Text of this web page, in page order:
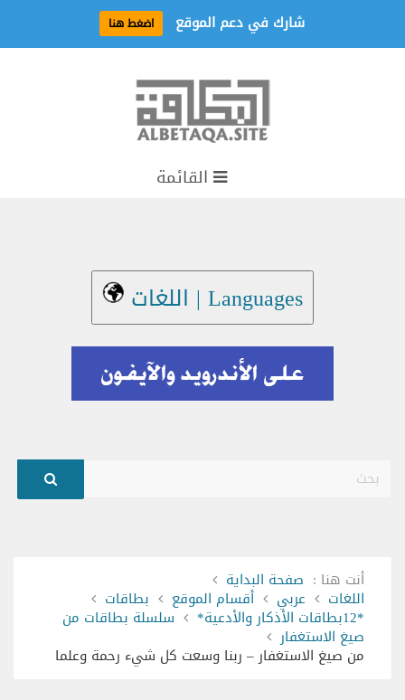
القائمة
Languages | اللغات
بحث
أنت هنا : صفحة البداية
اللغات عربي أقسام الموقع بطاقات
*12بطاقات الأذكار والأدعية* سلسلة بطاقات من
صيغ الاستغفار
من صيغ الاستغفار – ربنا وسعت كل شيء رحمة وعلما
شارك في دعم الموقع اضغط هنا